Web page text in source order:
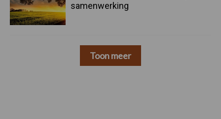
samenwerking
Toon meer